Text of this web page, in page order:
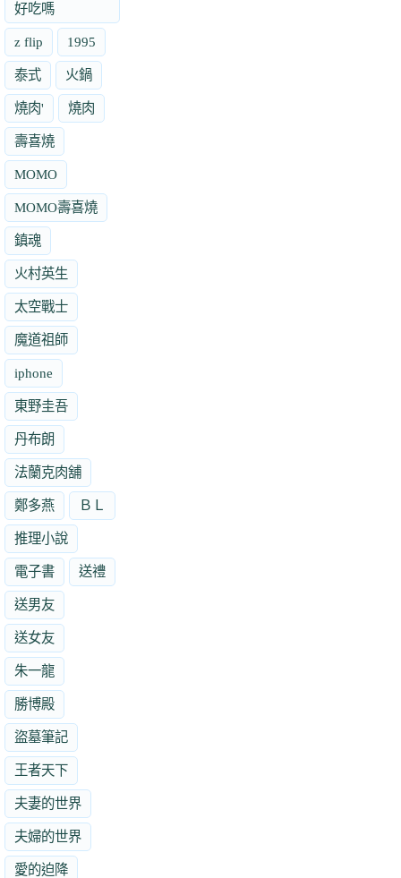
好吃嗎
z flip 1995
泰式 火鍋
燒肉' 燒肉
壽喜燒
MOMO
MOMO壽喜燒
鎮魂
火村英生
太空戰士
魔道祖師
iphone
東野圭吾
丹布朗
法蘭克肉舖
鄭多燕 ＢＬ
推理小說
電子書 送禮
送男友
送女友
朱一龍
勝博殿
盜墓筆記
王者天下
夫妻的世界
夫婦的世界
愛的迫降